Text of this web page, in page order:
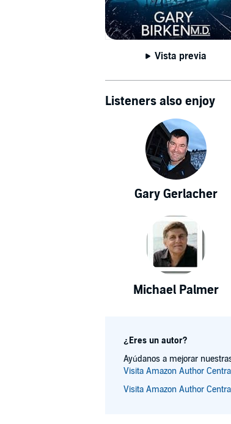
Vista previa
Listeners also enjoy
Gary Gerlacher
Michael Palmer
¿Eres un autor?
Ayúdanos a mejorar
Visita Amazon Author
Visita Amazon Author